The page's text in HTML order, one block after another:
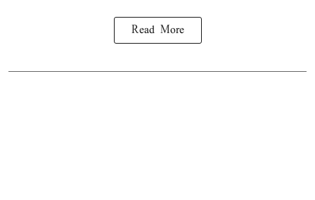
Read More